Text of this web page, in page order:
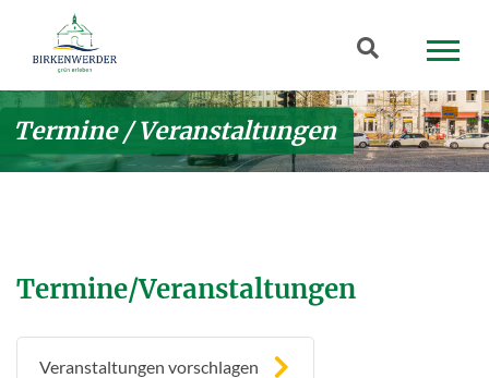
Zum Hauptinhalt springen
Suchbegriff
Termine / Veranstaltungen
Termine/Veranstaltungen
Veranstaltungen vorschlagen